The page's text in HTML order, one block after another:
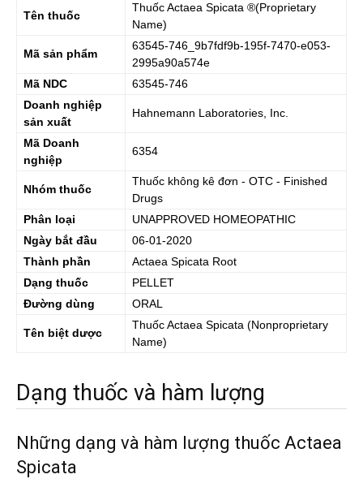
Tên thuốc
ThuốcActaea Spicata ®(Proprietary
Name)
Mã sản phẩm
63545-746_9b7fdf9b-195f-7470-e053-
2995a90a574e
Mã NDC
63545-746
Doanh nghiệp
sản xuất
Hahnemann Laboratories, Inc.
Mã Doanh
nghiệp
6354
Nhóm thuốc
Thuốc không kê đơn - OTC - Finished
Drugs
Phân loại
UNAPPROVED HOMEOPATHIC
Ngày bắt đầu
06-01-2020
Thành phần
Actaea Spicata Root
Dạng thuốc
PELLET
Đường dùng
ORAL
Tên biệt dược
ThuốcActaea Spicata (Nonproprietary
Name)
Dạng thuốc và hàm lượng
Những dạng và hàm lượng thuốc Actaea
Spicata